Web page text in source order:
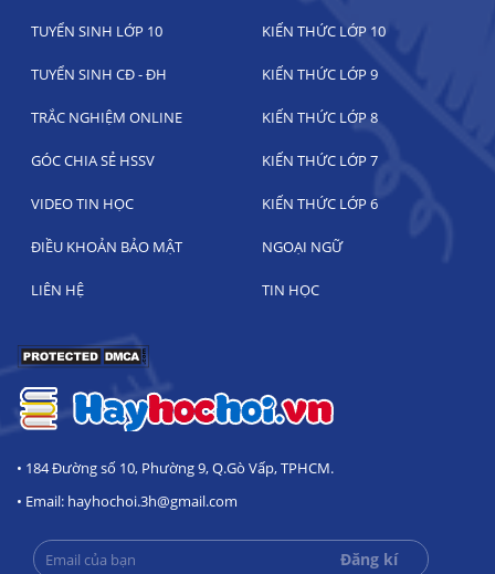
TUYỂN SINH LỚP 10 KIẾN THỨC LỚP 10
TUYỂN SINH CĐ - ĐH KIẾN THỨC LỚP 9
TRẮC NGHIỆM ONLINE KIẾN THỨC LỚP 8
GÓC CHIA SẺ HSSV KIẾN THỨC LỚP 7
VIDEO TIN HỌC KIẾN THỨC LỚP 6
ĐIỀU KHOẢN BẢO MẬT NGOẠI NGỮ
LIÊN HỆ TIN HỌC
• 184 Đường số 10, Phường 9, Q.Gò Vấp, TPHCM.
• Email: hayhochoi.3h@gmail.com